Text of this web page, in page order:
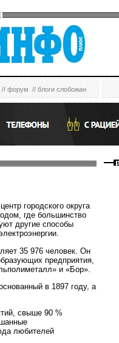
форум//блоги слобожан
городского округа
где большинство
другие способы
35 976 человек. Он
предприятия,
и «Бор».
в 1897 году, а
свыше 90 %
любителей